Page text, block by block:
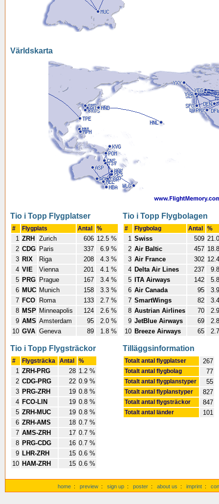
Världskarta
Tio i Topp Flygplatser
# Flygplats Antal %
1 ZRH Zurich 606 12.5 %
2 CDG Paris 337
6.9 %
3 RIX Riga 208
4.3 %
4 VIE Vienna 201
4.1 %
5 PRG Prague 167
3.4 %
6 MUC Munich 158
3.3 %
7 FCO Roma 133
2.7 %
8 MSP Minneapolis 124
2.6 %
9 AMS Amsterdam 95
2.0 %
10 GVA Geneva 89 1.8 %
Tio i Topp Flygbolagen
# Flygbolag Antal %
1 Swiss 509
2 Air Baltic 457
3 Air France 302
4 Delta Air Lines 237
5
ITA Airways 142
6 Air Canada 95
7 SmartWings 82
8 Austrian Airlines 70
9 JetBlue Airways 69
10 Breeze Airways 65
Tio i Topp Flygsträckor
# Flygsträcka Antal %
1 ZRH-PRG 28 1.2 %
2 CDG-PRG 22 0.9 %
3 PRG-ZRH 19 0.8 %
4 FCO-LIN 19 0.8 %
5 ZRH-MUC 19 0.8 %
6 ZRH-AMS 18 0.7 %
7 AMS-ZRH 17 0.7 %
8 PRG-CDG 16 0.7 %
9 LHR-ZRH 15 0.6 %
10 HAM-ZRH 15 0.6 %
Tilläggsinformation
Totalt antal flygplatser 267
Totalt antal flygbolag 77
Totalt antal flygplanstyper 55
Totalt antal flyplanstyper 827
Totalt antal flygsträckor 847
Totalt antal länder 101
home : preview : sign up : poster : about us : imprint :